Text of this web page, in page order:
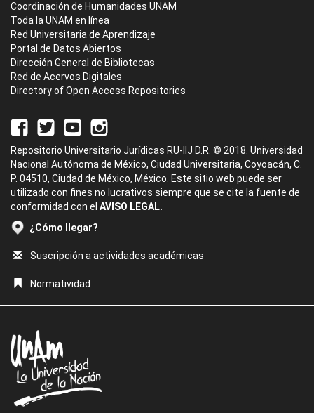
Coordinación de Humanidades UNAM
Toda la UNAM en línea
Red Universitaria de Aprendizaje
Portal de Datos Abiertos
Dirección General de Bibliotecas
Red de Acervos Digitales
Directory of Open Access Repositories
Repositorio Universitario Jurídicas RU-IIJ D.R. © 2018. Universidad
Nacional Autónoma de México, Ciudad Universitaria, Coyoacán, C.
P. 04510, Ciudad de México, México. Este sitio web puede ser
utilizado con fines no lucrativos siempre que se cite la fuente de
conformidad con el AVISO LEGAL.
¿Cómo llegar?
Suscripción a actividades académicas
Normatividad